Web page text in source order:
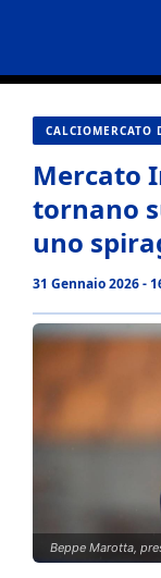
contenuto
CALCIOMERCATO
Mercato
tornano
uno
31 Gennaio 2026 -
Beppe Marotta,